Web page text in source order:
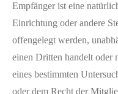
Empfänger ist eine
Einrichtung oder andere
offengelegt werden,
einen Dritten handelt oder
eines bestimmten
oder dem Recht der